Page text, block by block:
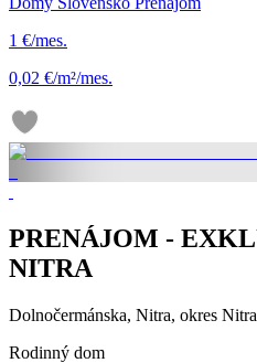
1 €/mes.
0,02 €/m²/mes.
PRENÁJOM -
NITRA
Dolnočermánska, Nitra, okres Nitra
Rodinný dom